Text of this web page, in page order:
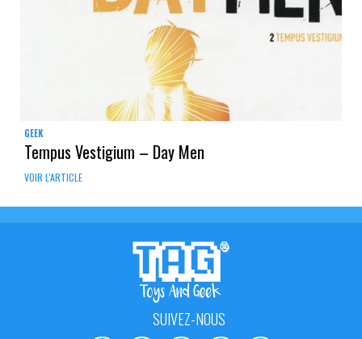
GEEK
Tempus Vestigium – Day Men
VOIR L'ARTICLE
SUIVEZ-NOUS